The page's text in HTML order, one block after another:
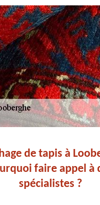
de tapis à
faire appel à
spécialistes ?